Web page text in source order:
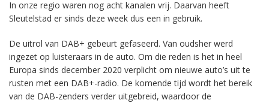
In onze regio waren nog acht kanalen vrij. Daarvan heeft
Sleutelstad er sinds deze week dus een in gebruik.
De uitrol van DAB+ gebeurt gefaseerd. Van oudsher werd
ingezet op luisteraars in de auto. Om die reden is het in heel
Europa sinds december 2020 verplicht om nieuwe auto’s uit te
rusten met een DAB+-radio. De komende tijd wordt het bereik
van de DAB-zenders verder uitgebreid, waardoor de